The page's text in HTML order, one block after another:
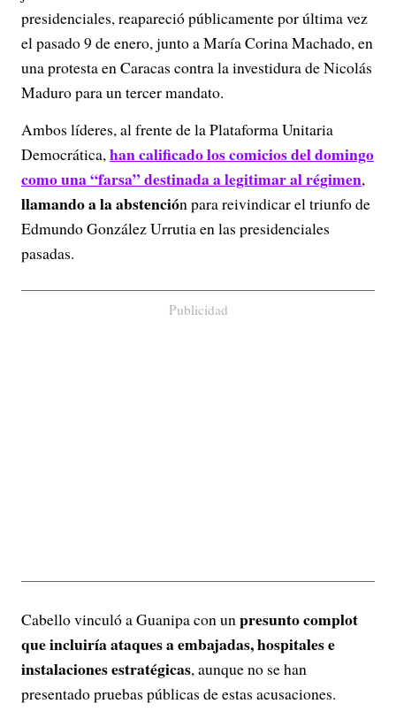
presidenciales, reapareció públicamente por última vez
el pasado 9 de enero, junto a María Corina Machado, en
una protesta en Caracas contra la investidura de Nicolás
Maduro para un tercer mandato.
Ambos líderes, al frente de la Plataforma Unitaria
Democrática,han calificado los comicios del domingo
como una “farsa” destinada a legitimar al régimen,
llamando a la abstención para reivindicar el triunfo de
Edmundo González Urrutia en las presidenciales
pasadas.
Publicidad
Cabello vinculó a Guanipa con unpresunto complot
que incluiría ataques a embajadas, hospitales e
instalaciones estratégicas, aunque no se han
presentado pruebas públicas de estas acusaciones.